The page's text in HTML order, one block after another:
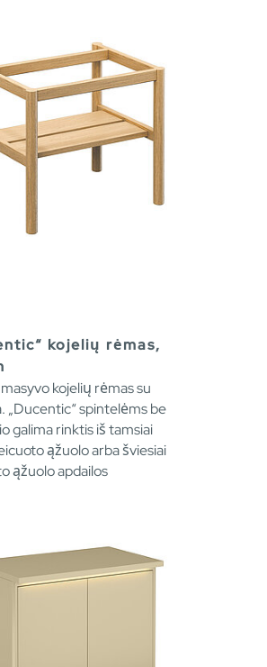
kojelių rėmas,
kojelių rėmas su
„Ducentic“ spintelėms be
galima rinktis iš tamsiai
ąžuolo arba šviesiai
ąžuolo apdailos